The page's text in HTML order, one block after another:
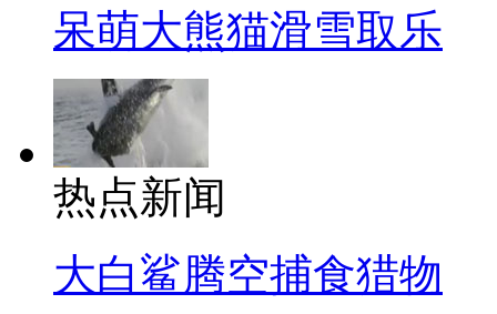
呆萌大熊猫滑雪取乐
热点新闻
大白鲨腾空捕食猎物